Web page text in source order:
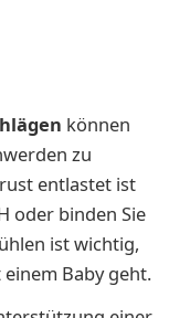
können
zu
entlastet ist
oder binden Sie
ist wichtig,
Baby geht.